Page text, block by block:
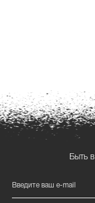
Быть
Введите ваш e-mail